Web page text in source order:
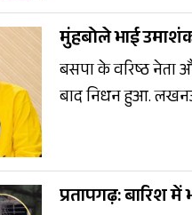
आयोजकों का दावा है
काफिले के साथ गोंडा
करेंगे.
मुंहबोले भाई
बसपा के वरिष्ठ नेता
बाद निधन हुआ. लखनऊ
राजनीतिक पहचान
प्रतापगढ़: बारिश